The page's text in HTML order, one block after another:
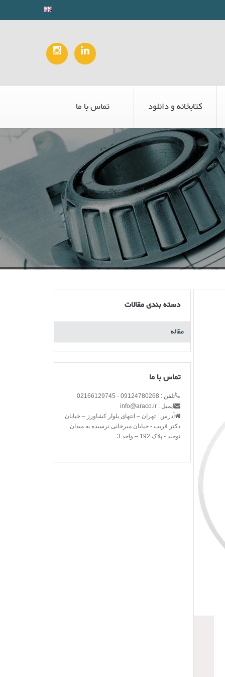
کتابخانه و دانلود تماس با ما
دسته بندی مقالات
مقاله
تماس با ما
تلفن : 09124780268 - 02166129745
ایمیل : info@araco.ir
آدرس : تهران – انتهای بلوار کشاورز – خیابان
دکتر قریب - خیابان میرخانی نرسیده به میدان
توحید - پلاک 192 – واحد 3